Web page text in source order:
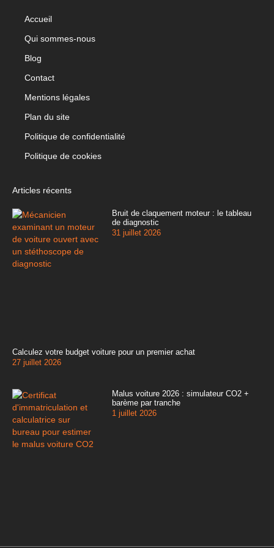
Accueil
Qui sommes-nous
Blog
Contact
Mentions légales
Plan du site
Politique de confidentialité
Politique de cookies
Articles récents
Bruit de claquement moteur : le tableau
de diagnostic
31 juillet 2026
Calculez votre budget voiture pour un premier achat
27 juillet 2026
Malus voiture 2026 : simulateur CO2 +
barème par tranche
1 juillet 2026